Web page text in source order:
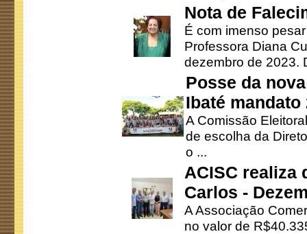
Nota de
É com imenso
Professora Diana
dezembro de 2023.
Posse da
Ibaté mandato
A Comissão
de escolha da
o ...
ACISC realiza
Carlos -
A Associação
no valor de